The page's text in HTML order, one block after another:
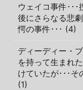
ウェイコ事件･･
後にさらなる悲
愕の事件･･･ (4)
ディーディー・
を持って生まれ
けていたが･･･そ
(1)